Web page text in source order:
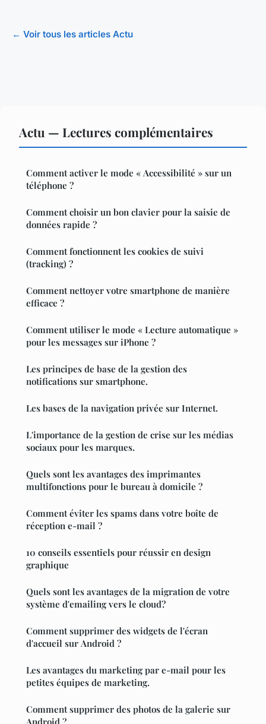
← Voir tous les articles Actu
Actu — Lectures complémentaires
Comment activer le mode « Accessibilité » sur un
téléphone ?
Comment choisir un bon clavier pour la saisie de
données rapide ?
Comment fonctionnent les cookies de suivi
(tracking) ?
Comment nettoyer votre smartphone de manière
efficace ?
Comment utiliser le mode « Lecture automatique »
pour les messages sur iPhone ?
Les principes de base de la gestion des
notifications sur smartphone.
Les bases de la navigation privée sur Internet.
L'importance de la gestion de crise sur les médias
sociaux pour les marques.
Quels sont les avantages des imprimantes
multifonctions pour le bureau à domicile ?
Comment éviter les spams dans votre boîte de
réception e-mail ?
10 conseils essentiels pour réussir en design
graphique
Quels sont les avantages de la migration de votre
système d'emailing vers le cloud?
Comment supprimer des widgets de l'écran
d'accueil sur Android ?
Les avantages du marketing par e-mail pour les
petites équipes de marketing.
Comment supprimer des photos de la galerie sur